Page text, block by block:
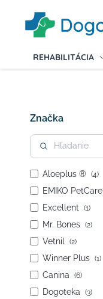
REHABILITÁCIA
Značka
Aloeplus ® (4)
EMIKO PetCare
Excellent (1)
Mr. Bones (2)
Vetnil (2)
Winner Plus (1)
Canina (6)
Dogoteka (3)